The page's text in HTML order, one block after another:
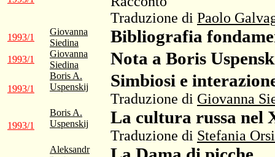
Traduzione di Paolo
1993/1
Giovanna
Siedina
Bibliografia
1993/1
Giovanna
Siedina
Nota a Boris
1993/1
Boris A.
Uspenskij
Simbiosi e
Traduzione di Giovanna
1993/1
Boris A.
Uspenskij
La cultura russa nel
Traduzione di Stefania
Aleksandr